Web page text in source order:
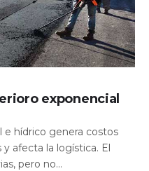
exponencial
hídrico genera costos
afecta la logística. El
pero no...